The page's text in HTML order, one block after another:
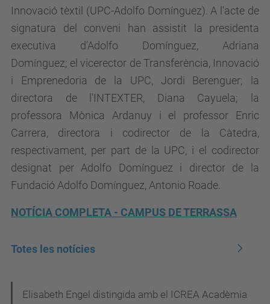
Innovació tèxtil (UPC-Adolfo Domínguez). A l'acte de
signatura del conveni han assistit la presidenta
executiva d’Adolfo Domínguez, Adriana
Domínguez; el vicerector de Transferència, Innovació
i Emprenedoria de la UPC, Jordi Berenguer;
la
directora de l'INTEXTER, Diana Cayuela; la
professora Mònica Ardanuy i el professor Enric
Carrera, directora i codirector de la Càtedra,
respectivament, per part de la UPC, i el codirector
designat per Adolfo Domínguez i director de la
Fundació Adolfo Domínguez, Antonio Roade.
NOTÍCIA COMPLETA - CAMPUS DE TERRASSA
Totes les notícies
Elisabeth Engel distingida amb el ICREA Acadèmia